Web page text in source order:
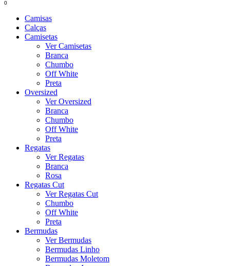
0
Camisas
Calças
Camisetas
Ver Camisetas
Branca
Chumbo
Off White
Preta
Oversized
Ver Oversized
Branca
Chumbo
Off White
Preta
Regatas
Ver Regatas
Branca
Rosa
Regatas Cut
Ver Regatas Cut
Chumbo
Off White
Preta
Bermudas
Ver Bermudas
Bermudas Linho
Bermudas Moletom